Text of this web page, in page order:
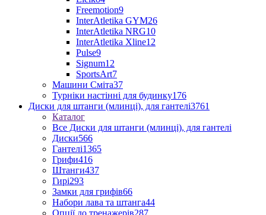
Freemotion9
InterAtletika GYM26
InterAtletika NRG10
InterAtletika Xline12
Pulse9
Signum12
SportsArt7
Машини Сміта37
Турніки настінні для будинку176
Диски для штанги (млинці), для гантелі3761
Каталог
Все Диски для штанги (млинці), для гантелі
Диски566
Гантелі1365
Грифи416
Штанги437
Гирі293
Замки для грифів66
Набори лава та штанга44
Опції до тренажерів287